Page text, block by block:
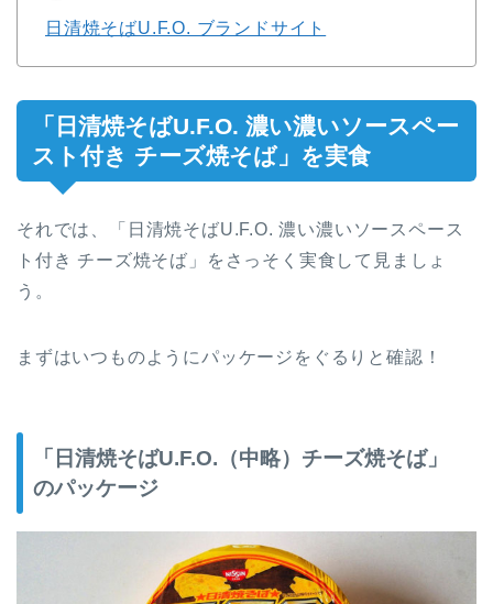
日清焼そばU.F.O. ブランドサイト
「日清焼そばU.F.O. 濃い濃いソースペー
スト付き チーズ焼そば」を実食
それでは、「日清焼そばU.F.O. 濃い濃いソースペース
ト付き チーズ焼そば」をさっそく実食して見ましょ
う。
まずはいつものようにパッケージをぐるりと確認！
「日清焼そばU.F.O.（中略）チーズ焼そば」
のパッケージ